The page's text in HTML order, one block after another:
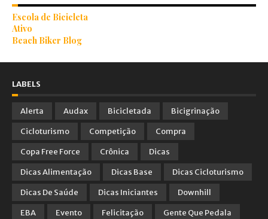
Escola de Bicicleta
Ativo
Beach Biker Blog
LABELS
Alerta Audax Bicicletada
Bicigrinação
Cicloturismo
Competição
Compra
Copa Free Force
Crônica
Dicas
Dicas Alimentação
Dicas Base
Dicas Cicloturismo
Dicas De Saúde
Dicas Iniciantes
Downhill
EBA
Evento Felicitação
Gente Que Pedala